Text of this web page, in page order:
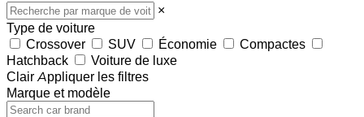
×
Type de voiture
Crossover
SUV Économie
Compactes
Hatchback
Voiture de luxe
Clair Appliquer les filtres
Marque et modèle